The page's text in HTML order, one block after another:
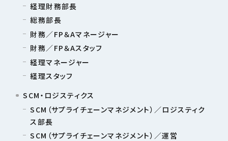
経理財務部長
総務部長
財務／FP＆Aマネージャー
財務／FP＆Aスタッフ
経理マネージャー
経理スタッフ
SCM・ロジスティクス
SCM（サプライチェーンマネジメント）／ロジスティク
ス部長
SCM（サプライチェーンマネジメント）／運営